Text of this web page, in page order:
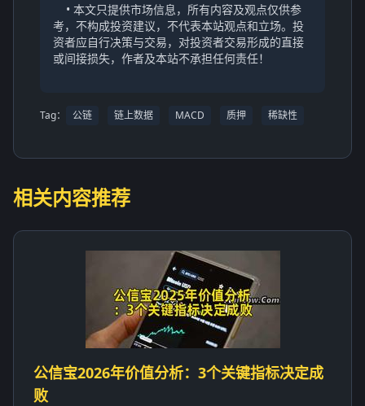
• 本文只提供市场信息，所有内容及观点仅供参
考，不构成投资建议，不代表本站观点和立场。投
资者应自行决策与交易，对投资者交易形成的直接
或间接损失，作者及本站不承担任何责任！
Tag： 公链 链上数据 MACD 质押 稀缺性
相关内容推荐
公信宝2026年价值分析：3个关键指标决定成
败